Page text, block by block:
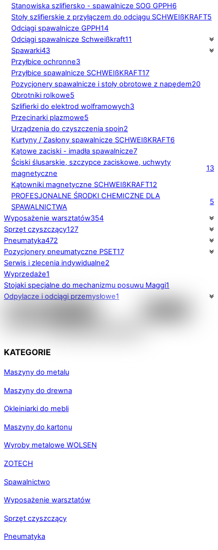
Stanowiska szlifiersko - spawalnicze SOG GPPH6
Stoły szlifierskie z przyłączem do odciągu SCHWEIßKRAFT5
Odciągi spawalnicze GPPH14
Odciągi spawalnicze Schweißkraft11
Spawarki43
Przyłbice ochronne3
Przyłbice spawalnicze SCHWEIßKRAFT17
Pozycjonery spawalnicze i stoły obrotowe z napędem20
Obrotniki rolkowe5
Szlifierki do elektrod wolframowych3
Przecinarki plazmowe5
Urządzenia do czyszczenia spoin2
Kurtyny / Zasłony spawalnicze SCHWEIßKRAFT6
Kątowe zaciski - imadła spawalnicze7
Ściski ślusarskie, szczypce zaciskowe, uchwyty
magnetyczne
13
Kątowniki magnetyczne SCHWEIßKRAFT12
PROFESJONALNE ŚRODKI CHEMICZNE DLA
SPAWALNICTWA
5
Wyposażenie warsztatów354
Sprzęt czyszczący127
Pneumatyka472
Pozycjonery pneumatyczne PSET17
Serwis i zlecenia indywidualne2
Wyprzedaże1
Stojaki specjalne do mechanizmu posuwu Maggi1
Odpylacze i odciągi przemysłowe1
KATEGORIE
Maszyny do metalu
Maszyny do drewna
Okleiniarki do mebli
Maszyny do kartonu
Wyroby metalowe WOLSEN
ZOTECH
Spawalnictwo
Wyposażenie warsztatów
Sprzęt czyszczący
Pneumatyka